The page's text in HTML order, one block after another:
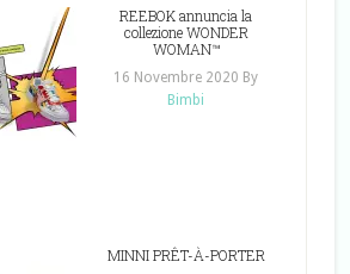
REEBOK annuncia la
collezione WONDER
WOMAN™
16 Novembre 2020 By
Bimbi
MINNI PRÊT-À-PORTER